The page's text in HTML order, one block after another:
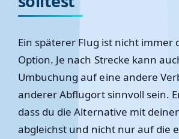
Ein späterer Flug ist nicht immer
Option. Je nach Strecke kann
Umbuchung auf eine andere
anderer Abflugort sinnvoll sein.
dass du die Alternative mit
abgleichst und nicht nur auf die